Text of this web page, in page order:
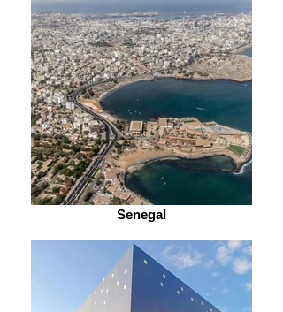
Senegal